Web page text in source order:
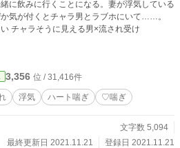
に飲みに行くことになる。妻が浮気している
気が付くとチャラ男とラブホにいて……。
※浮気要素があるのご注意ください チャラそうに見える男×流され受け
3,356 位 / 31,416件
浮気 ハート喘ぎ ♡喘ぎ
文字数 5,094
最終更新日 2021.11.21
登録日 2021.11.21